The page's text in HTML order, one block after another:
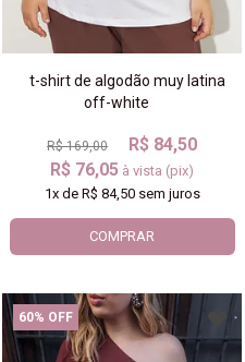
t-shirt de algodão muy latina
off-white
R$ 169,00
R$ 84,50
R$ 76,05 à vista (pix)
1xde R$ 84,50sem juros
COMPRAR
60% OFF